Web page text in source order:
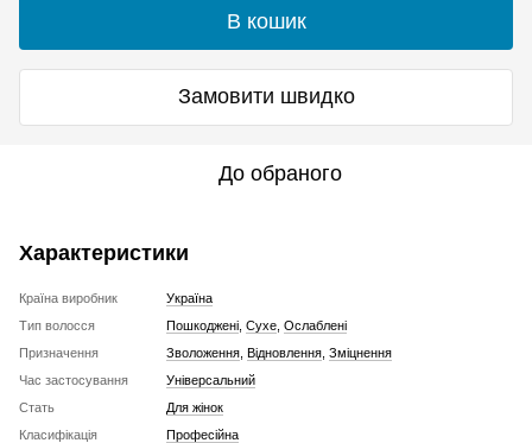
В кошик
Замовити швидко
До обраного
Характеристики
Країна виробник
Україна
Тип волосся
Пошкоджені Сухе Ослаблені
Призначення
Зволоження Відновлення Зміцнення
Час застосування
Універсальний
Стать
Для жінок
Класифікація
Професійна